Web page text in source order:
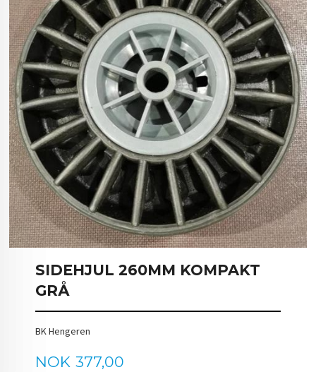
SIDEHJUL 260MM KOMPAKT
GRÅ
BK Hengeren
Pris
NOK 377,00